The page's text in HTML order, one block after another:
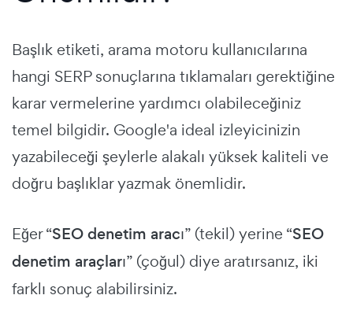
Başlık etiketi, arama motoru kullanıcılarına
hangi SERP sonuçlarına tıklamaları gerektiğine
karar vermelerine yardımcı olabileceğiniz
temel bilgidir. Google'a ideal izleyicinizin
yazabileceği şeylerle alakalı yüksek kaliteli ve
doğru başlıklar yazmak önemlidir.
Eğer “SEO denetim aracı” (tekil) yerine “SEO
denetim araçları” (çoğul) diye aratırsanız, iki
farklı sonuç alabilirsiniz.